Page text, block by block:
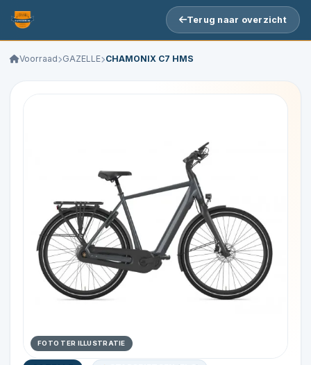
Terug naar overzicht
Voorraad GAZELLE CHAMONIX C7 HMS
FOTO TER ILLUSTRATIE